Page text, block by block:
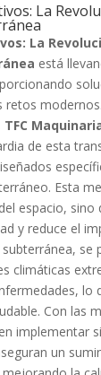
La
La
está
retos
TFC
de esta
Esta
espacio, sino
y reduce el
se
climáticas
lo
Con las
implementar
un